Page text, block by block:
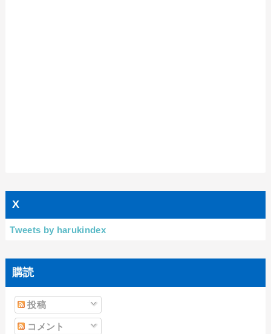
X
Tweets by harukindex
購読
投稿
コメント